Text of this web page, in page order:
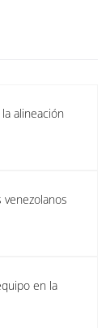
alineación
en la